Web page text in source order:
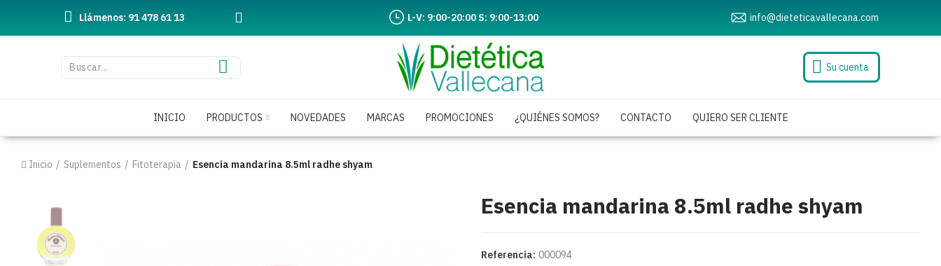
Llámenos: 91 478 61 13 L-V: 9:00-20:00 S: 9:00-13:00 info@dieteticavallecana.com
Su cuenta
INICIO PRODUCTOS NOVEDADES MARCAS PROMOCIONES ¿QUIÉNES SOMOS? CONTACTO QUIERO SER CLIENTE
Inicio Suplementos Fitoterapia Esencia mandarina 8.5ml radhe shyam
Esencia mandarina 8.5ml radhe shyam
Referencia: 000094